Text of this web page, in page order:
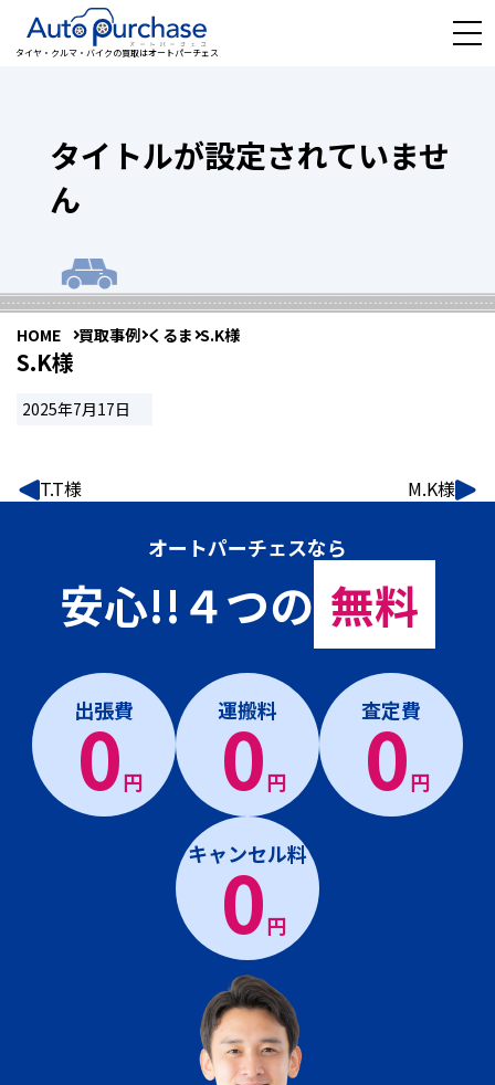
タイヤ・クルマ・バイクの買取はオートパーチェス
タイトルが設定されていませ
ん
HOME 買取事例 くるま S.K様
S.K様
2025年7月17日
T.T様 M.K様
オートパーチェスなら
安心!!４つの 無料
出張費
0円
運搬料
0円
査定費
0円
キャンセル料
0円